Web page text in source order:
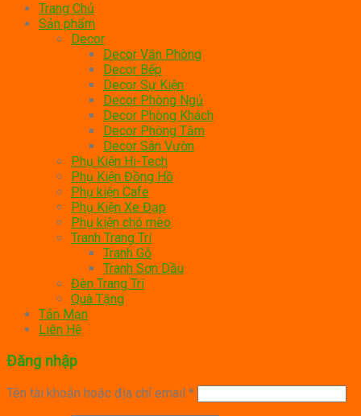
Trang Chủ
Sản phẩm
Decor
Decor Văn Phòng
Decor Bếp
Decor Sự Kiện
Decor Phòng Ngủ
Decor Phòng Khách
Decor Phòng Tắm
Decor Sân Vườn
Phụ Kiện Hi-Tech
Phụ Kiện Đồng Hồ
Phụ kiện Cafe
Phụ Kiện Xe Đạp
Phụ kiện chó mèo
Tranh Trang Trí
Tranh Gỗ
Tranh Sơn Dầu
Đèn Trang Trí
Quà Tặng
Tản Mạn
Liên Hệ
Đăng nhập
Tên tài khoản hoặc địa chỉ email *